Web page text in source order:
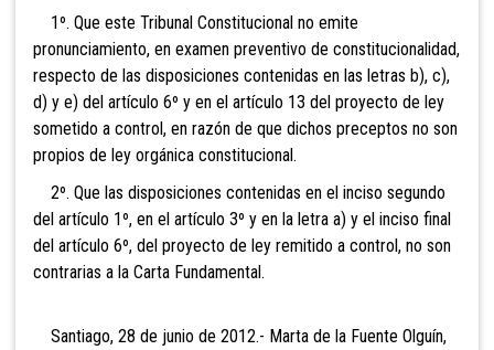
1º. Que este Tribunal Constitucional no emite
pronunciamiento, en examen preventivo de constitucionalidad,
respecto de las disposiciones contenidas en las letras b), c),
d) y e) del artículo 6º y en el artículo 13 del proyecto de ley
sometido a control, en razón de que dichos preceptos no son
propios de ley orgánica constitucional.
2º. Que las disposiciones contenidas en el inciso segundo
del artículo 1º, en el artículo 3º y en la letra a) y el inciso final
del artículo 6º, del proyecto de ley remitido a control, no son
contrarias a la Carta Fundamental.
Santiago, 28 de junio de 2012.- Marta de la Fuente Olguín,